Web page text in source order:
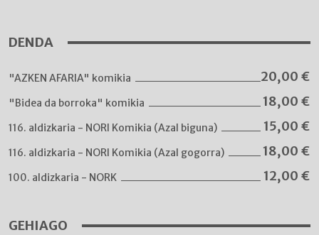
DENDA
"AZKEN AFARIA" komikia 20,00 €
"Bidea da borroka" komikia 18,00 €
116. aldizkaria - NORI Komikia (Azal biguna) 15,00 €
116. aldizkaria - NORI Komikia (Azal gogorra) 18,00 €
100. aldizkaria - NORK 12,00 €
GEHIAGO